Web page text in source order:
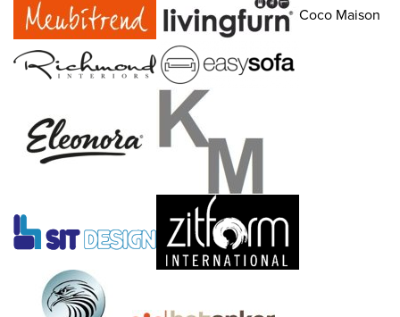
Coco Maison